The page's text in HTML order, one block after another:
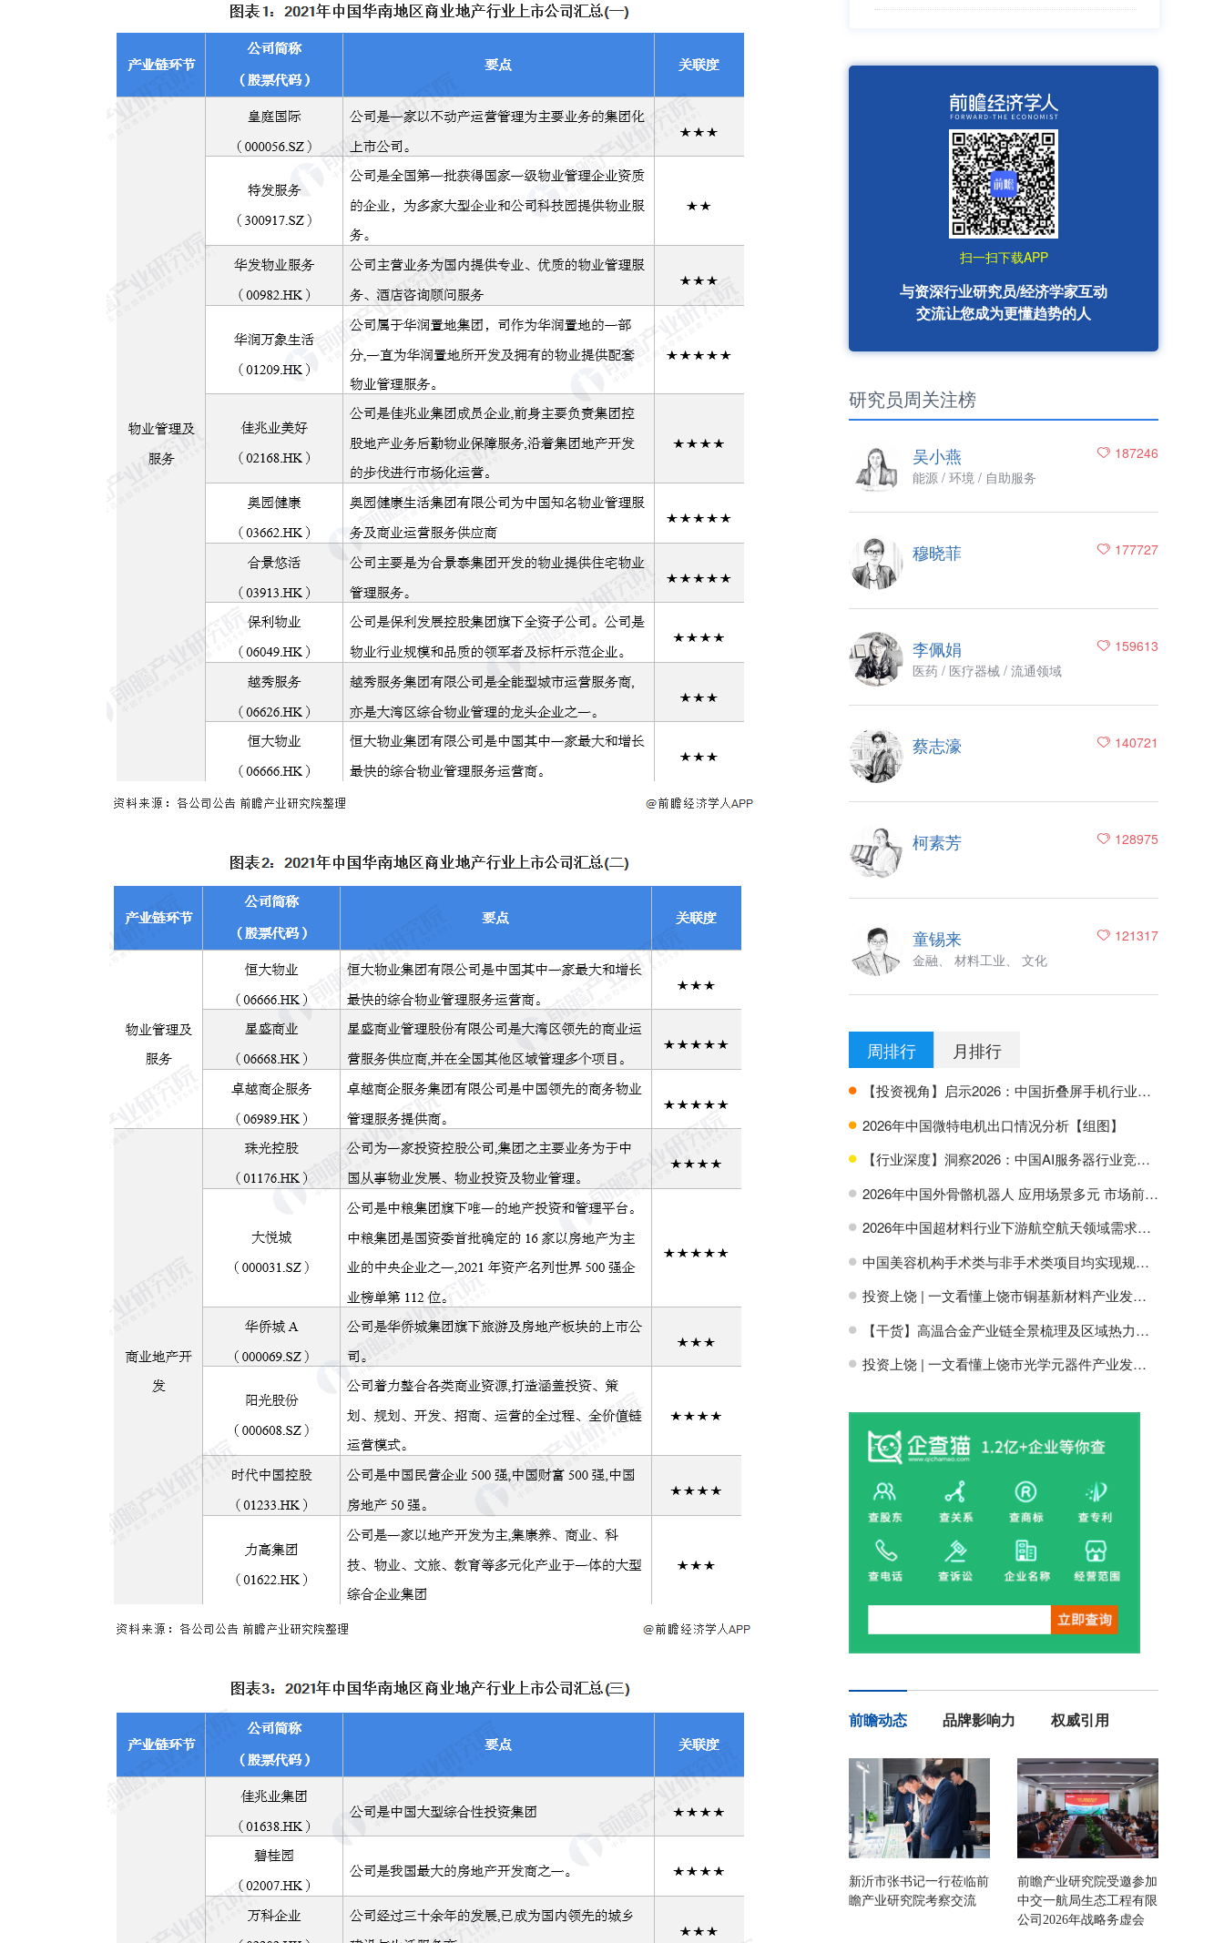
扫一扫下载APP
与资深行业研究员/经济学家互动
交流让您成为更懂趋势的人
研究员周关注榜
187246
吴小燕
能源 / 环境 / 自助服务
177727
穆晓菲
159613
李佩娟
医药 / 医疗器械 / 流通领域
140721
蔡志濠
128975
柯素芳
121317
童锡来
金融、 材料工业、 文化
周排行 月排行
H 【投资视角】启示2026：中国折叠屏手机行业投融资及兼并重组分析
H 2026年中国微特电机出口情况分析【组图】
H 【行业深度】洞察2026：中国AI服务器行业竞争格局及市场份额
H 2026年中国外骨骼机器人 应用场景多元 市场前景广阔【组图】
H 2026年中国超材料行业下游航空航天领域需求分析【组图】
H 中国美容机构手术类与非手术类项目均实现规模增长【组图】
H 投资上饶 | 一文看懂上饶市铜基新材料产业发展现状与投资机会前瞻
H 【干货】高温合金产业链全景梳理及区域热力地图
H 投资上饶 | 一文看懂上饶市光学元器件产业发展现状与投资机会前瞻
前瞻动态 品牌影响力 权威引用
新沂市张书记一行莅临前
瞻产业研究院考察交流
前瞻产业研究院受邀参加
中交一航局生态工程有限
公司2026年战略务虚会